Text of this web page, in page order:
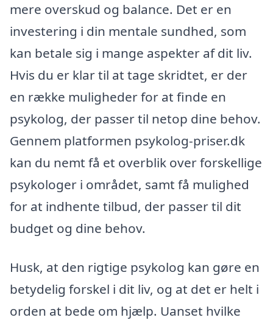
mere overskud og balance. Det er en
investering i din mentale sundhed, som
kan betale sig i mange aspekter af dit liv.
Hvis du er klar til at tage skridtet, er der
en række muligheder for at finde en
psykolog, der passer til netop dine behov.
Gennem platformen psykolog-priser.dk
kan du nemt få et overblik over forskellige
psykologer i området, samt få mulighed
for at indhente tilbud, der passer til dit
budget og dine behov.
Husk, at den rigtige psykolog kan gøre en
betydelig forskel i dit liv, og at det er helt i
orden at bede om hjælp. Uanset hvilke